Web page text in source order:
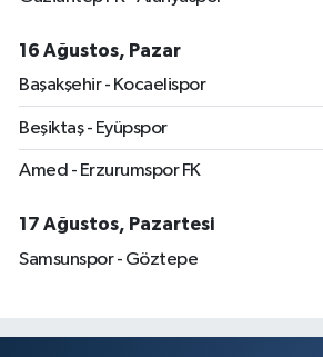
16 Ağustos, Pazar
Başakşehir - Kocaelispor
Beşiktaş - Eyüpspor
Amed - Erzurumspor FK
17 Ağustos, Pazartesi
Samsunspor - Göztepe